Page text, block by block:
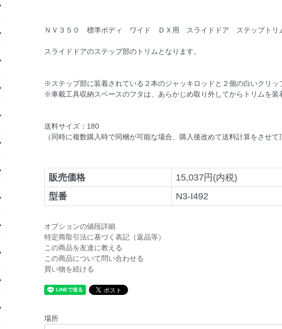
ＮＶ３５０ 標準ボディ ワイド ＤＸ用 スライドドア ステップトリ
スライドドアのステップ部のトリムとなります。
※ステップ部に装着されている２本のジャッキロッドと２個の白いクリッ
※車載工具収納スペースのフタは、あらかじめ取り外してからトリムを装
送料サイズ：180
（同時に複数購入時で同梱が可能な場合、購入後改めて送料計算をさせて
販売価格
15,037円(内税)
型番
N3-I492
オプションの値段詳細
特定商取引法に基づく表記（返品等）
この商品を友達に教える
この商品について問い合わせる
買い物を続ける
場所